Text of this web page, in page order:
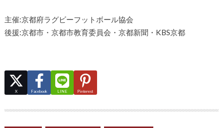
主催:京都府ラグビーフットボール協会
後援:京都市・京都市教育委員会・京都新聞・KBS京都
X Facebook LINE Pinterest